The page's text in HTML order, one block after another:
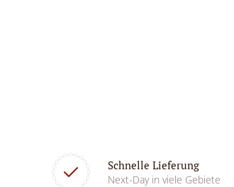
Schnelle Lieferung
Next-Day in viele Gebiete